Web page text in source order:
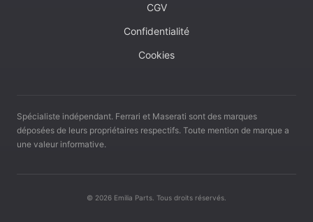
CGV
Confidentialité
Cookies
Spécialiste indépendant. Ferrari et Maserati sont des marques
déposées de leurs propriétaires respectifs. Toute mention de marque a
une valeur informative.
© 2026 Emilia Parts. Tous droits réservés.